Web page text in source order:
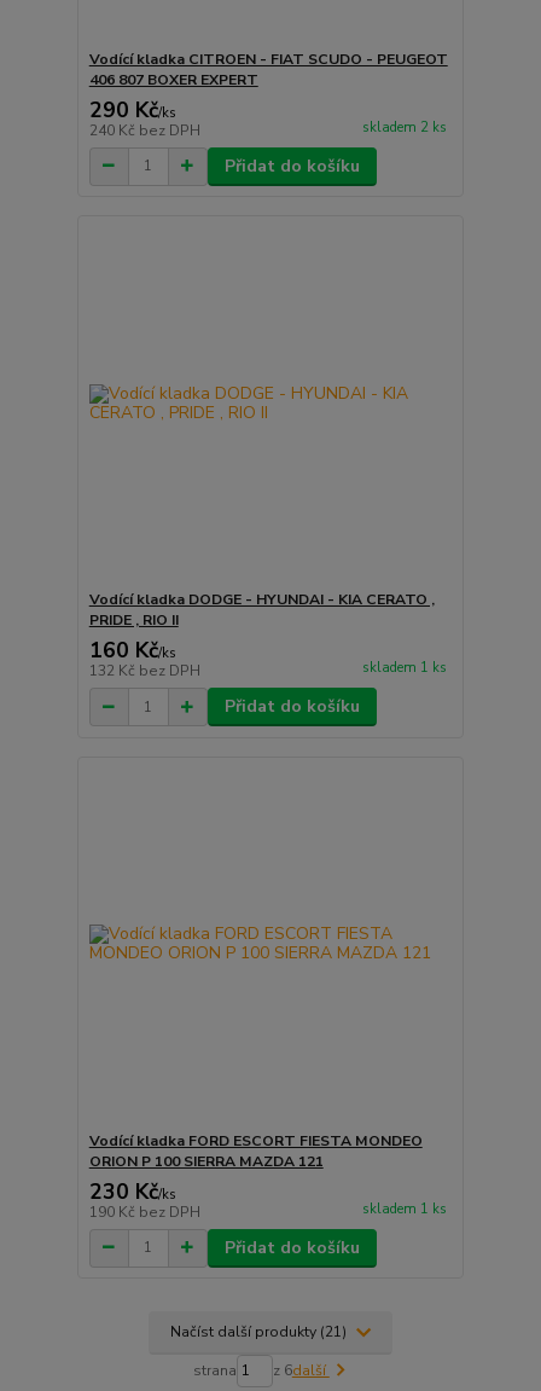
Vodící kladka CITROEN - FIAT SCUDO - PEUGEOT
406 807 BOXER EXPERT
290 Kč/ks
240 Kč bez DPH skladem 2 ks
Přidat do košíku
Vodící kladka DODGE - HYUNDAI - KIA CERATO ,
PRIDE , RIO II
160 Kč/ks
132 Kč bez DPH skladem 1 ks
Přidat do košíku
Vodící kladka FORD ESCORT FIESTA MONDEO
ORION P 100 SIERRA MAZDA 121
230 Kč/ks
190 Kč bez DPH skladem 1 ks
Přidat do košíku
Načíst další produkty (21)
strana z 6další